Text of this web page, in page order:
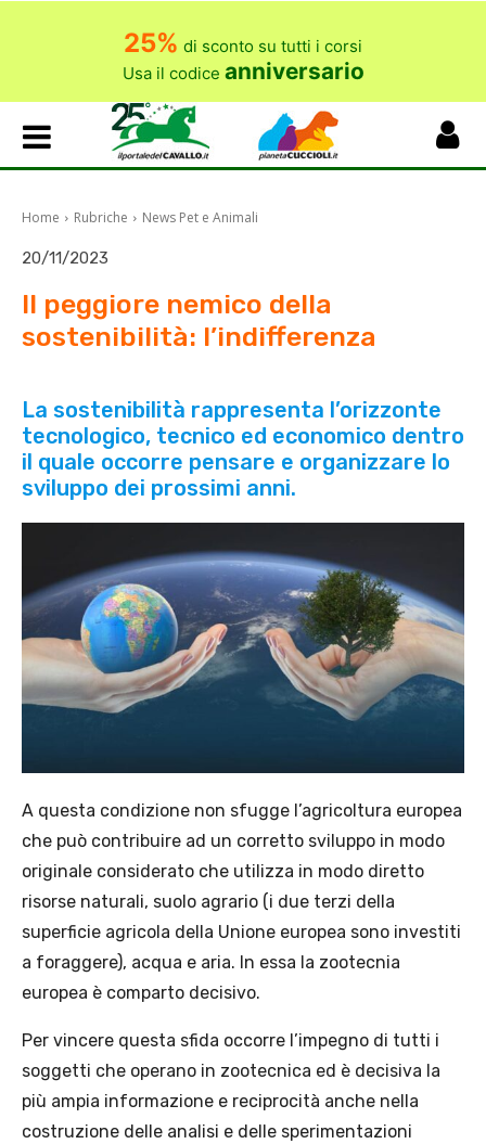
25% di sconto su tutti i corsi
Usa il codice anniversario
Home Rubriche News Pet e Animali
20/11/2023
Il peggiore nemico della
sostenibilità: l’indifferenza
La sostenibilità rappresenta l’orizzonte
tecnologico, tecnico ed economico dentro
il quale occorre pensare e organizzare lo
sviluppo dei prossimi anni.
A questa condizione non sfugge l’agricoltura europea
che può contribuire ad un corretto sviluppo in modo
originale considerato che utilizza in modo diretto
risorse naturali, suolo agrario (i due terzi della
superficie agricola della Unione europea sono investiti
a foraggere), acqua e aria. In essa la zootecnia
europea è comparto decisivo.
Per vincere questa sfida occorre l’impegno di tutti i
soggetti che operano in zootecnica ed è decisiva la
più ampia informazione e reciprocità anche nella
costruzione delle analisi e delle sperimentazioni